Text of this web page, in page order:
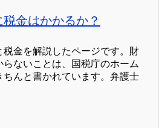
金はかかるか？
金を解説したページです。財
ないことは、国税庁のホーム
んと書かれています。弁護士